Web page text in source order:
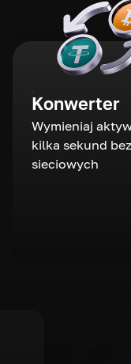
Konwerter
Wymieniaj
kilka sekund
sieciowych